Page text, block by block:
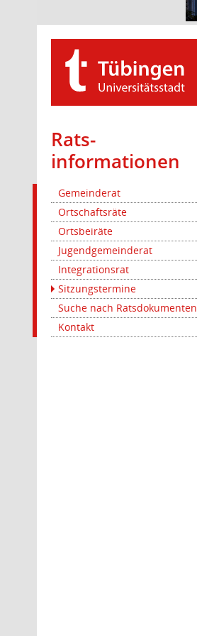
Rats­
informationen
Gemeinderat
Ortschaftsräte
Ortsbeiräte
Jugendgemeinderat
Integrationsrat
Sitzungstermine
Suche nach Ratsdokumenten
Kontakt